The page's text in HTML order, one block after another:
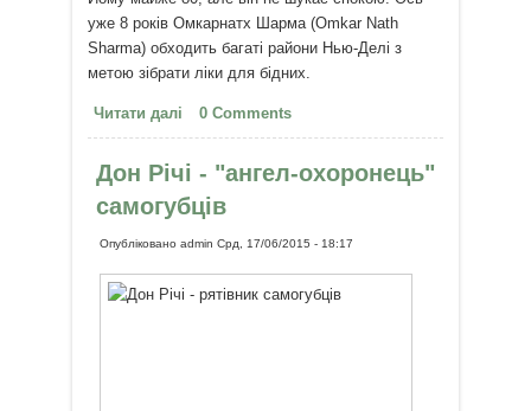
уже 8 років Омкарнатх Шарма (Omkar Nath
Sharma) обходить багаті райони Нью-Делі з
метою зібрати ліки для бідних.
Читати далі про 80-літній індійський дідусь
збирає ліки для бідних
0 Comments
Дон Річі - "ангел-охоронець"
самогубців
Опублікованоadmin Срд, 17/06/2015 - 18:17